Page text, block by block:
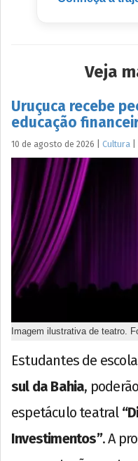
Veja
Uruçuca recebe
educação
10 de agosto de 2026 Cultura
Imagem ilustrativa de teatro.
Estudantes de
sul da Bahia,
espetáculo teatral
Investimentos”. A